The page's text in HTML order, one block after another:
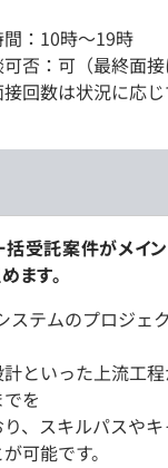
：10時～19時
否：可（最終面接
回数は状況に応
受託案件がメイ
ます。
ステムのプロジェ
といった上流工
を
、スキルパスや
可能です。